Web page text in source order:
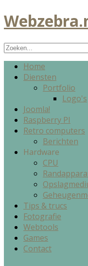
Home
Diensten
Portfolio
Logo's
Joomla!
Raspberry PI
Retro computers
Berichten
Hardware
CPU
Tips & trucs
Fotografie
Webtools
Games
Contact